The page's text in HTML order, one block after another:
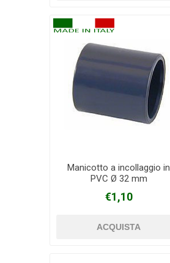
Manicotto a incollaggio in
PVC Ø 32 mm
€1,10